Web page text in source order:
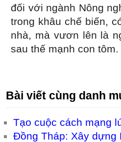
đối với ngành Nông
trong khâu chế biến,
nhà, mà vươn lên là
sau thế mạnh con tôm.
Bài viết cùng danh
Tạo cuộc cách mạng
Đồng Tháp: Xây dựng